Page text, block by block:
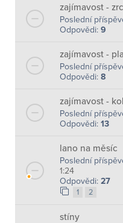
zajímavost -
Poslední
Odpovědi: 9
zajímavost -
Poslední
Odpovědi: 8
zajímavost -
Poslední
Odpovědi: 13
lano na měsíc
Poslední
1:24
Odpovědi: 27
1 2
stíny